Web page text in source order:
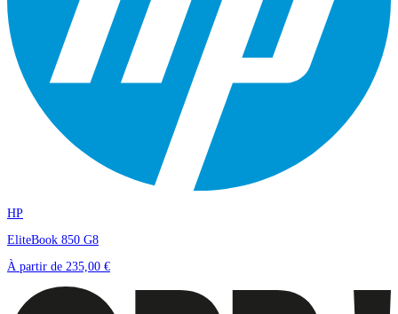
HP
EliteBook 850 G8
À partir de 235,00 €